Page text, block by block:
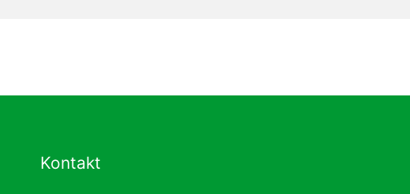
Kontakt